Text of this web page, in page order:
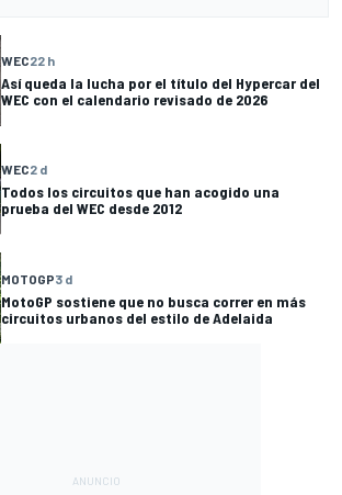
WEC22 h
Así queda la lucha por el título del Hypercar del
WEC con el calendario revisado de 2026
WEC2 d
Todos los circuitos que han acogido una
prueba del WEC desde 2012
MOTOGP3 d
MotoGP sostiene que no busca correr en más
circuitos urbanos del estilo de Adelaida